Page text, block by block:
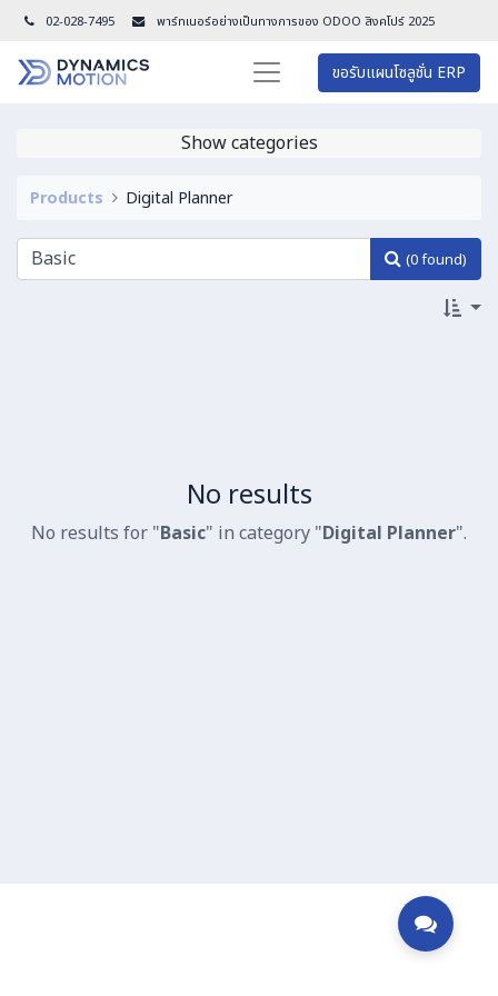
02-028-7495 พาร์ทเนอร์อย่างเป็นทางการของ ODOO สิงคโปร์ 2025
ขอรับแผนโซลูชั่น ERP
Show categories
Products Digital Planner
(0 found)
No results
No results for "Basic" in category "Digital Planner".